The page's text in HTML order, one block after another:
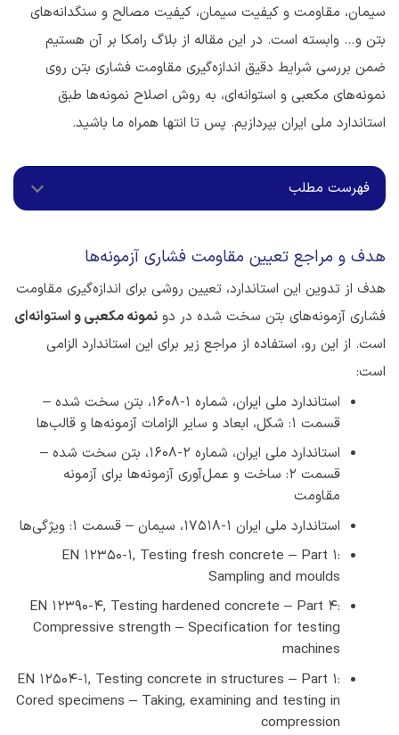
سیمان، مقاومت و کیفیت سیمان، کیفیت مصالح و سنگدانه‌های
بتن و… وابسته است. در این مقاله از بلاگ رامکا بر آن هستیم
ضمن بررسی شرایط دقیق اندازه‌گیری مقاومت فشاری بتن روی
نمونه‌های مکعبی و استوانه‌ای، به روش اصلاح نمونه‌ها طبق
استاندارد ملی ایران بپردازیم. پس تا انتها همراه ما باشید.
فهرست مطلب
هدف و مراجع تعیین مقاومت فشاری آزمونه‌ها
هدف از تدوین این استاندارد، تعیین روشی برای اندازه‌گیری مقاومت
فشاری آزمونه‌های بتن سخت شده در دو نمونه مکعبی و استوانه‌ای
است. از این رو، استفاده از مراجع زیر برای این استاندارد الزامی
است:
استاندارد ملی ایران، شماره ۱-۱۶۰۸، بتن سخت شده –
قسمت ۱: شکل، ابعاد و سایر الزامات آزمونه‌ها و قالب‌ها
استاندارد ملی ایران، شماره ۲-۱۶۰۸، بتن سخت شده –
قسمت ۲: ساخت و عمل‌آوری آزمونه‌ها برای آزمونه‌
مقاومت
استاندارد ملی ایران ۱-۱۷۵۱۸، سیمان – قسمت 1: ویژگی‌ها
EN 12350-1, Testing fresh concrete – Part 1:
Sampling and moulds
EN 12390-4, Testing hardened concrete – Part 4:
Compressive strength – Specification for testing
machines
EN 12504-1, Testing concrete in structures – Part 1:
Cored specimens – Taking, examining and testing in
compression